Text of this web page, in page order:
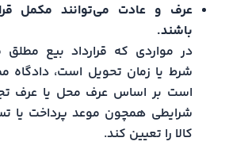
عرف و عادت می‌توانند مکمل
باشند.
در مواردی که قرارداد بیع مطلق
شرط یا زمان تحویل است، دادگاه
است بر اساس عرف محل یا عرف
شرایطی همچون موعد پرداخت یا
کالا را تعیین کند.